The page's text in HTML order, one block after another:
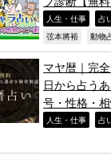
人生・仕事 占
弦本將裕 動物
マヤ暦｜完
日から占う
号・性格・
人生・仕事 占